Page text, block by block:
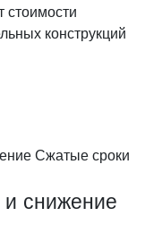
стоимости
конструкций
Сжатые сроки
и снижение